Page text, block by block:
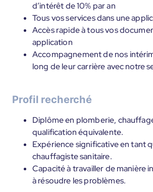
d’intérêt de 10% par an
Tous vos services dans une
Accès rapide à tous vos
application
Accompagnement de nos
long de leur carrière avec notre
Profil recherché
Diplôme en plomberie,
qualification équivalente.
Expérience significative en tant
chauffagiste sanitaire.
Capacité à travailler de manière
à résoudre les problèmes.